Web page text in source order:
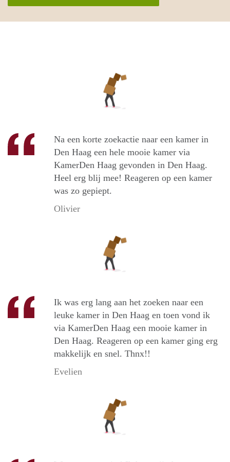
Na een korte zoekactie naar een kamer in
Den Haag een hele mooie kamer via
KamerDen Haag gevonden in Den Haag.
Heel erg blij mee! Reageren op een kamer
was zo gepiept.
Olivier
Ik was erg lang aan het zoeken naar een
leuke kamer in Den Haag en toen vond ik
via KamerDen Haag een mooie kamer in
Den Haag. Reageren op een kamer ging erg
makkelijk en snel. Thnx!!
Evelien